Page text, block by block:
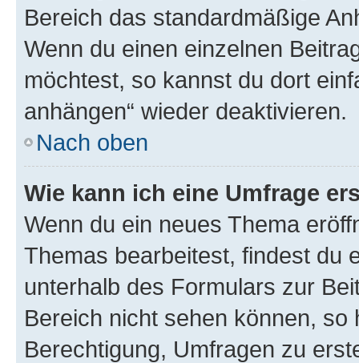
Bereich das standardmäßige
Wenn du einen einzelnen
möchtest, so kannst du dort
anhängen“ wieder deaktivieren.
Nach oben
Wie kann ich eine Umfrage
Wenn du ein neues Thema
Themas bearbeitest, findest du
unterhalb des Formulars zur
Bereich nicht sehen können,
Berechtigung, Umfragen zu